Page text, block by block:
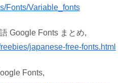
Fonts/Variable_fonts
Google Fonts まとめ,
japanese-free-fonts.html
Fonts,